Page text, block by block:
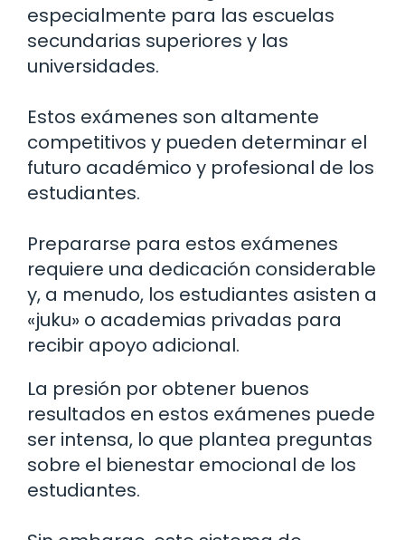
especialmente para las escuelas
secundarias superiores y las
universidades.
Estos exámenes son altamente
competitivos y pueden determinar el
futuro académico y profesional de los
estudiantes.
Prepararse para estos exámenes
requiere una dedicación considerable
y, a menudo, los estudiantes asisten a
«juku» o academias privadas para
recibir apoyo adicional.
La presión por obtener buenos
resultados en estos exámenes puede
ser intensa, lo que plantea preguntas
sobre el bienestar emocional de los
estudiantes.